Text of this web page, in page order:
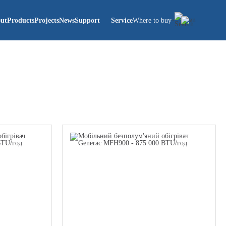
ProductsProjectsNewsSupport ServiceWhere to buy